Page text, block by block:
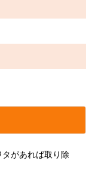
があれば取り除